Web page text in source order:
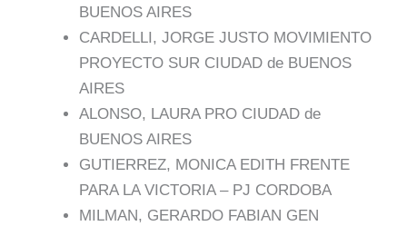
BUENOS AIRES
CARDELLI, JORGE JUSTO MOVIMIENTO
PROYECTO SUR CIUDAD de BUENOS
AIRES
ALONSO, LAURA PRO CIUDAD de
BUENOS AIRES
GUTIERREZ, MONICA EDITH FRENTE
PARA LA VICTORIA – PJ CORDOBA
MILMAN, GERARDO FABIAN GEN